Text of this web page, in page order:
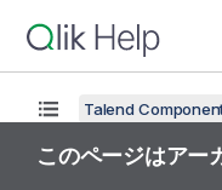
Talend
このページはアー